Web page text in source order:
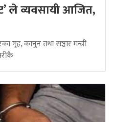
ले व्यवसायी आजित,
गृह, कानुन तथा सञ्चार मन्त्री